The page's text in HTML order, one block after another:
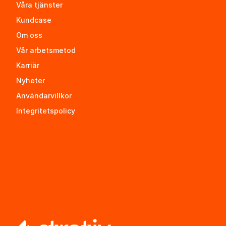
Våra tjänster
Kundcase
Om oss
Vår arbetsmetod
Karriär
Nyheter
Användarvillkor
Integritetspolicy